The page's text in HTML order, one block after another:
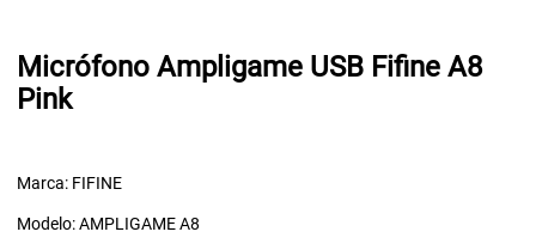
Micrófono Ampligame USB Fifine A8
Pink
Marca: FIFINE
Modelo: AMPLIGAME A8